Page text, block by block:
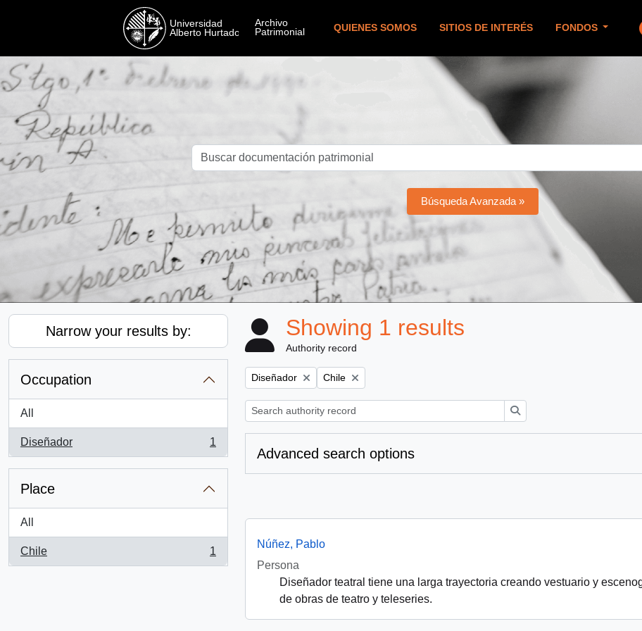
QUIENES SOMOS SITIOS DE INTERÉS FONDOS
Búsqueda Avanzada »
Narrow your results by:
Occupation
All
Diseñador
, 1 results
1
Place
All
Chile
, 1 results
1
Showing 1 results
Authority record
Remove filter:
Diseñador Remove filter:
Chile
Advanced search options
Núñez, Pablo
Persona
Diseñador teatral tiene una larga trayectoria creando vestuario y
de obras de teatro y teleseries.